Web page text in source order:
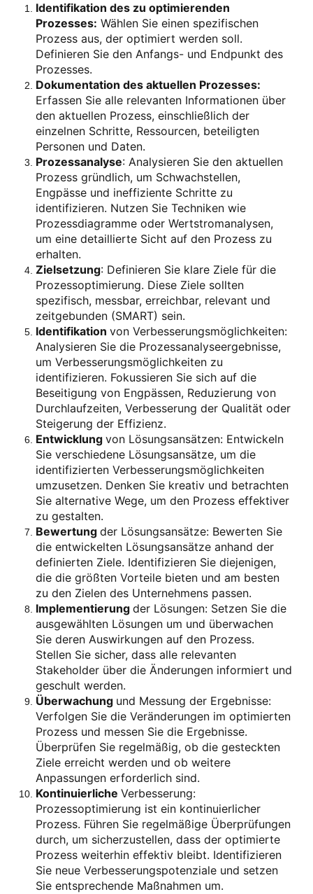
Identifikation des zu optimierenden
Prozesses: Wählen Sie einen spezifischen
Prozess aus, der optimiert werden soll.
Definieren Sie den Anfangs- und Endpunkt des
Prozesses.
Dokumentation des aktuellen Prozesses:
Erfassen Sie alle relevanten Informationen über
den aktuellen Prozess, einschließlich der
einzelnen Schritte, Ressourcen, beteiligten
Personen und Daten.
Prozessanalyse: Analysieren Sie den aktuellen
Prozess gründlich, um Schwachstellen,
Engpässe und ineffiziente Schritte zu
identifizieren. Nutzen Sie Techniken wie
Prozessdiagramme oder Wertstromanalysen,
um eine detaillierte Sicht auf den Prozess zu
erhalten.
Zielsetzung: Definieren Sie klare Ziele für die
Prozessoptimierung. Diese Ziele sollten
spezifisch, messbar, erreichbar, relevant und
zeitgebunden (SMART) sein.
Identifikation von Verbesserungsmöglichkeiten:
Analysieren Sie die Prozessanalyseergebnisse,
um Verbesserungsmöglichkeiten zu
identifizieren. Fokussieren Sie sich auf die
Beseitigung von Engpässen, Reduzierung von
Durchlaufzeiten, Verbesserung der Qualität oder
Steigerung der Effizienz.
Entwicklung von Lösungsansätzen: Entwickeln
Sie verschiedene Lösungsansätze, um die
identifizierten Verbesserungsmöglichkeiten
umzusetzen. Denken Sie kreativ und betrachten
Sie alternative Wege, um den Prozess effektiver
zu gestalten.
Bewertung der Lösungsansätze: Bewerten Sie
die entwickelten Lösungsansätze anhand der
definierten Ziele. Identifizieren Sie diejenigen,
die die größten Vorteile bieten und am besten
zu den Zielen des Unternehmens passen.
Implementierung der Lösungen: Setzen Sie die
ausgewählten Lösungen um und überwachen
Sie deren Auswirkungen auf den Prozess.
Stellen Sie sicher, dass alle relevanten
Stakeholder über die Änderungen informiert und
geschult werden.
Überwachung und Messung der Ergebnisse:
Verfolgen Sie die Veränderungen im optimierten
Prozess und messen Sie die Ergebnisse.
Überprüfen Sie regelmäßig, ob die gesteckten
Ziele erreicht werden und ob weitere
Anpassungen erforderlich sind.
Kontinuierliche Verbesserung:
Prozessoptimierung ist ein kontinuierlicher
Prozess. Führen Sie regelmäßige Überprüfungen
durch, um sicherzustellen, dass der optimierte
Prozess weiterhin effektiv bleibt. Identifizieren
Sie neue Verbesserungspotenziale und setzen
Sie entsprechende Maßnahmen um.